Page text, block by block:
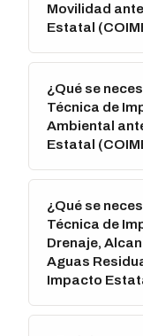
Movilidad
Estatal
¿Qué se
Técnica de
Ambiental
Estatal
¿Qué se
Técnica de
Drenaje,
Aguas
Impacto